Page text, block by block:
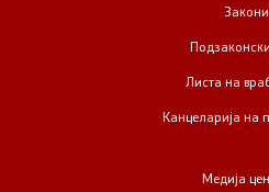
Закони
Листа на
Канцеларија на
Медија